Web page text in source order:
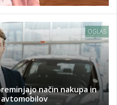
OGLAS
način nakupa in